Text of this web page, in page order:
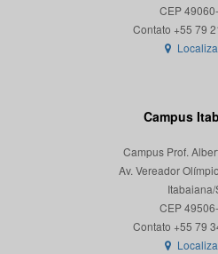
CEP
Campus
Campus Prof.
Av. Vereador
Itabaiana/
CEP